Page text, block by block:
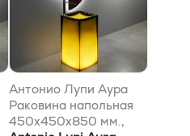
Антонио Лупи Аура
Раковина напольная
450х450х850 мм.,